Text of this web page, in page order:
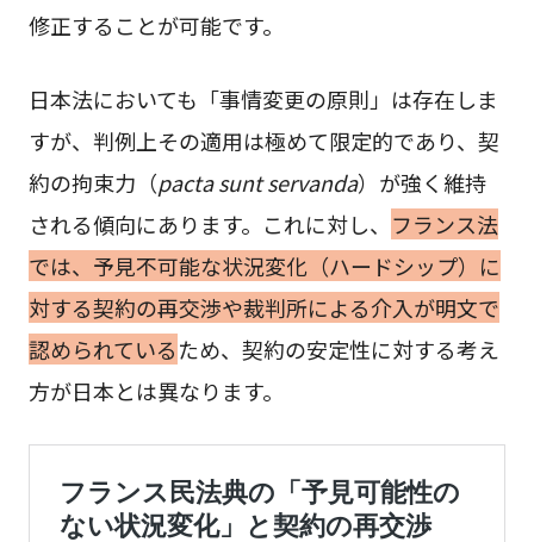
修正することが可能です。
日本法においても「事情変更の原則」は存在しま
すが、判例上その適用は極めて限定的であり、契
約の拘束力（pacta sunt servanda）が強く維持
される傾向にあります。これに対し、 フランス法
では、予見不可能な状況変化（ハードシップ）に
対する契約の再交渉や裁判所による介入が明文で
認められているため、契約の安定性に対する考え
方が日本とは異なります。